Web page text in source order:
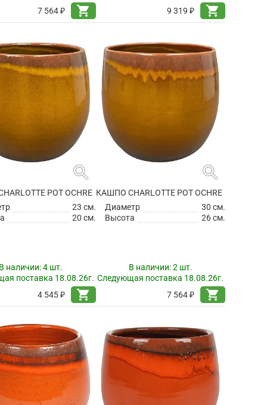
7 564 ₽
shopping_cart
9 319 ₽
shopping_cart
search
POT OCHRE
23 см.
20 см.
наличии:4 шт.
поставка 18.08.26г.
4 545 ₽
shopping_cart
search
КАШПО CHARLOTTE POT OCHRE
Диаметр
30 см.
Высота
26 см.
В наличии:2 шт.
Следующая поставка 18.08.26г.
7 564 ₽
shopping_cart